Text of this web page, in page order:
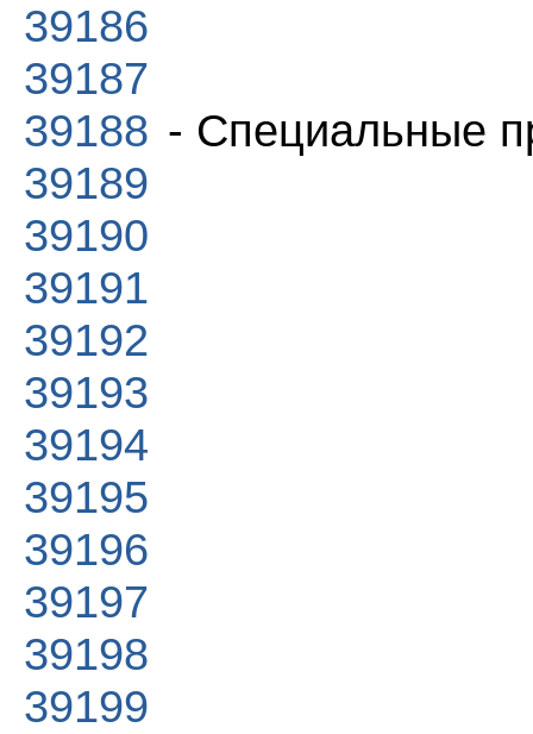
39186
39187
39188 - Специальные
39189
39190
39191
39192
39193
39194
39195
39196
39197
39198
39199